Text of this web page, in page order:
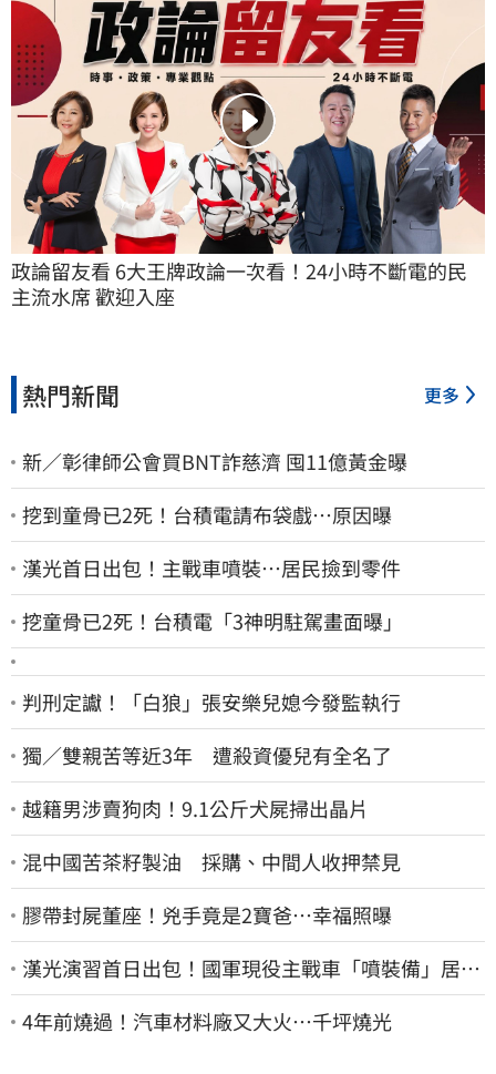
政論留友看 6大王牌政論一次看！24小時不斷電的民
主流水席 歡迎入座
熱門新聞 更多
新／彰律師公會買BNT詐慈濟 囤11億黃金曝
挖到童骨已2死！台積電請布袋戲…原因曝
漢光首日出包！主戰車噴裝…居民撿到零件
挖童骨已2死！台積電「3神明駐駕畫面曝」
判刑定讞！「白狼」張安樂兒媳今發監執行
獨／雙親苦等近3年 遭殺資優兒有全名了
越籍男涉賣狗肉！9.1公斤犬屍掃出晶片
混中國苦茶籽製油 採購、中間人收押禁見
膠帶封屍董座！兇手竟是2寶爸…幸福照曝
漢光演習首日出包！國軍現役主戰車「噴裝備」居民
撿到零件…軍方說話了
4年前燒過！汽車材料廠又大火…千坪燒光